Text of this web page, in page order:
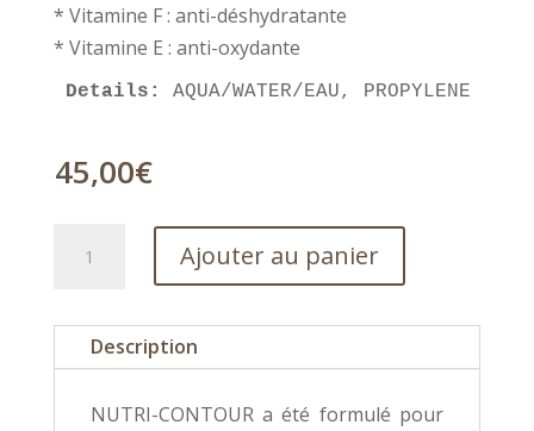
* Vitamine F : anti-déshydratante
* Vitamine E : anti-oxydante
Details: AQUA/WATER/EAU, PROPYLENE
45,00€
contour
yeux
Ajouter au panier
Description
NUTRI-CONTOUR a été formulé pour